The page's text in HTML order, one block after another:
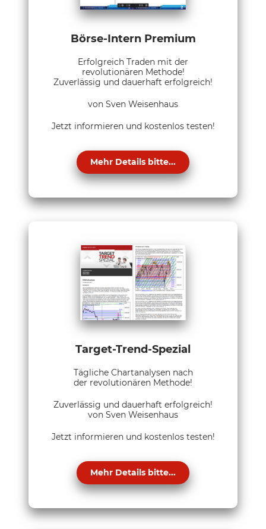
Börse-Intern Premium
Erfolgreich Traden mit der
revolutionären Methode!
Zuverlässig und dauerhaft erfolgreich!
von Sven Weisenhaus
Jetzt informieren und kostenlos testen!
Mehr Details bitte...
Target-Trend-Spezial
Tägliche Chartanalysen nach
der revolutionären Methode!
Zuverlässig und dauerhaft erfolgreich!
von Sven Weisenhaus
Jetzt informieren und kostenlos testen!
Mehr Details bitte...